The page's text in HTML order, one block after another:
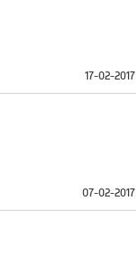
17-02-2017
07-02-2017